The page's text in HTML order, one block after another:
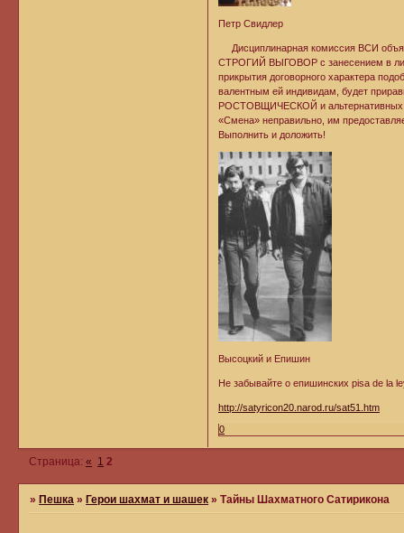
Петр Свидлер
Дисциплинарная комиссия ВСИ
СТРОГИЙ ВЫГОВОР с занесением в
прикрытия договорного характера
валентным ей индивидам, будет
РОСТОВЩИЧЕСКОЙ и альтернативных
«Смена» неправильно, им
Выполнить и доложить!
Высоцкий и Епишин
Не забывайте о епишинских pisa de la
http://satyricon20.narod.ru/sat51.htm
0
Страница:« 1 2
»Пешка »Герои шахмат и шашек »Тайны Шахматного Сатирикона